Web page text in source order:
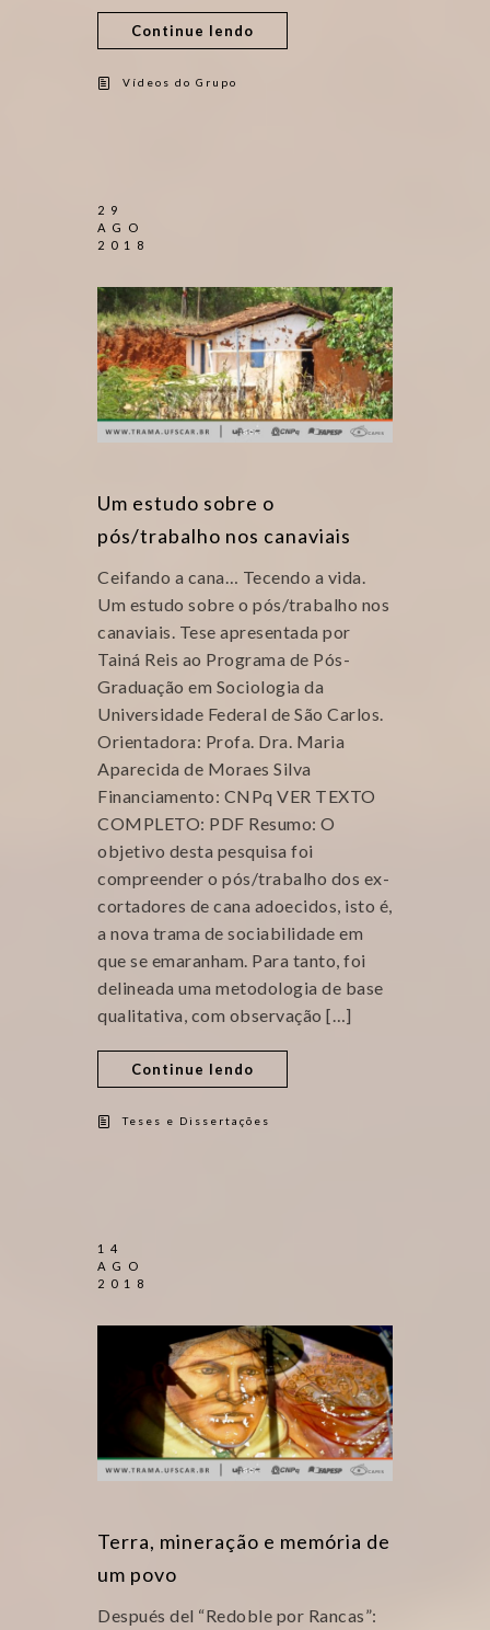
Continue lendo
Vídeos do Grupo
29
AGO
2018
Um estudo sobre o
pós/trabalho nos canaviais
Ceifando a cana… Tecendo a vida.
Um estudo sobre o pós/trabalho nos
canaviais. Tese apresentada por
Tainá Reis ao Programa de Pós-
Graduação em Sociologia da
Universidade Federal de São Carlos.
Orientadora: Profa. Dra. Maria
Aparecida de Moraes Silva
Financiamento: CNPq VER TEXTO
COMPLETO: PDF Resumo: O
objetivo desta pesquisa foi
compreender o pós/trabalho dos ex-
cortadores de cana adoecidos, isto é,
a nova trama de sociabilidade em
que se emaranham. Para tanto, foi
delineada uma metodologia de base
qualitativa, com observação […]
Continue lendo
Teses e Dissertações
14
AGO
2018
Terra, mineração e memória de
um povo
Después del “Redoble por Rancas”: